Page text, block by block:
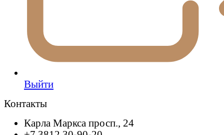
Выйти
Контакты
Карла Маркса просп., 24